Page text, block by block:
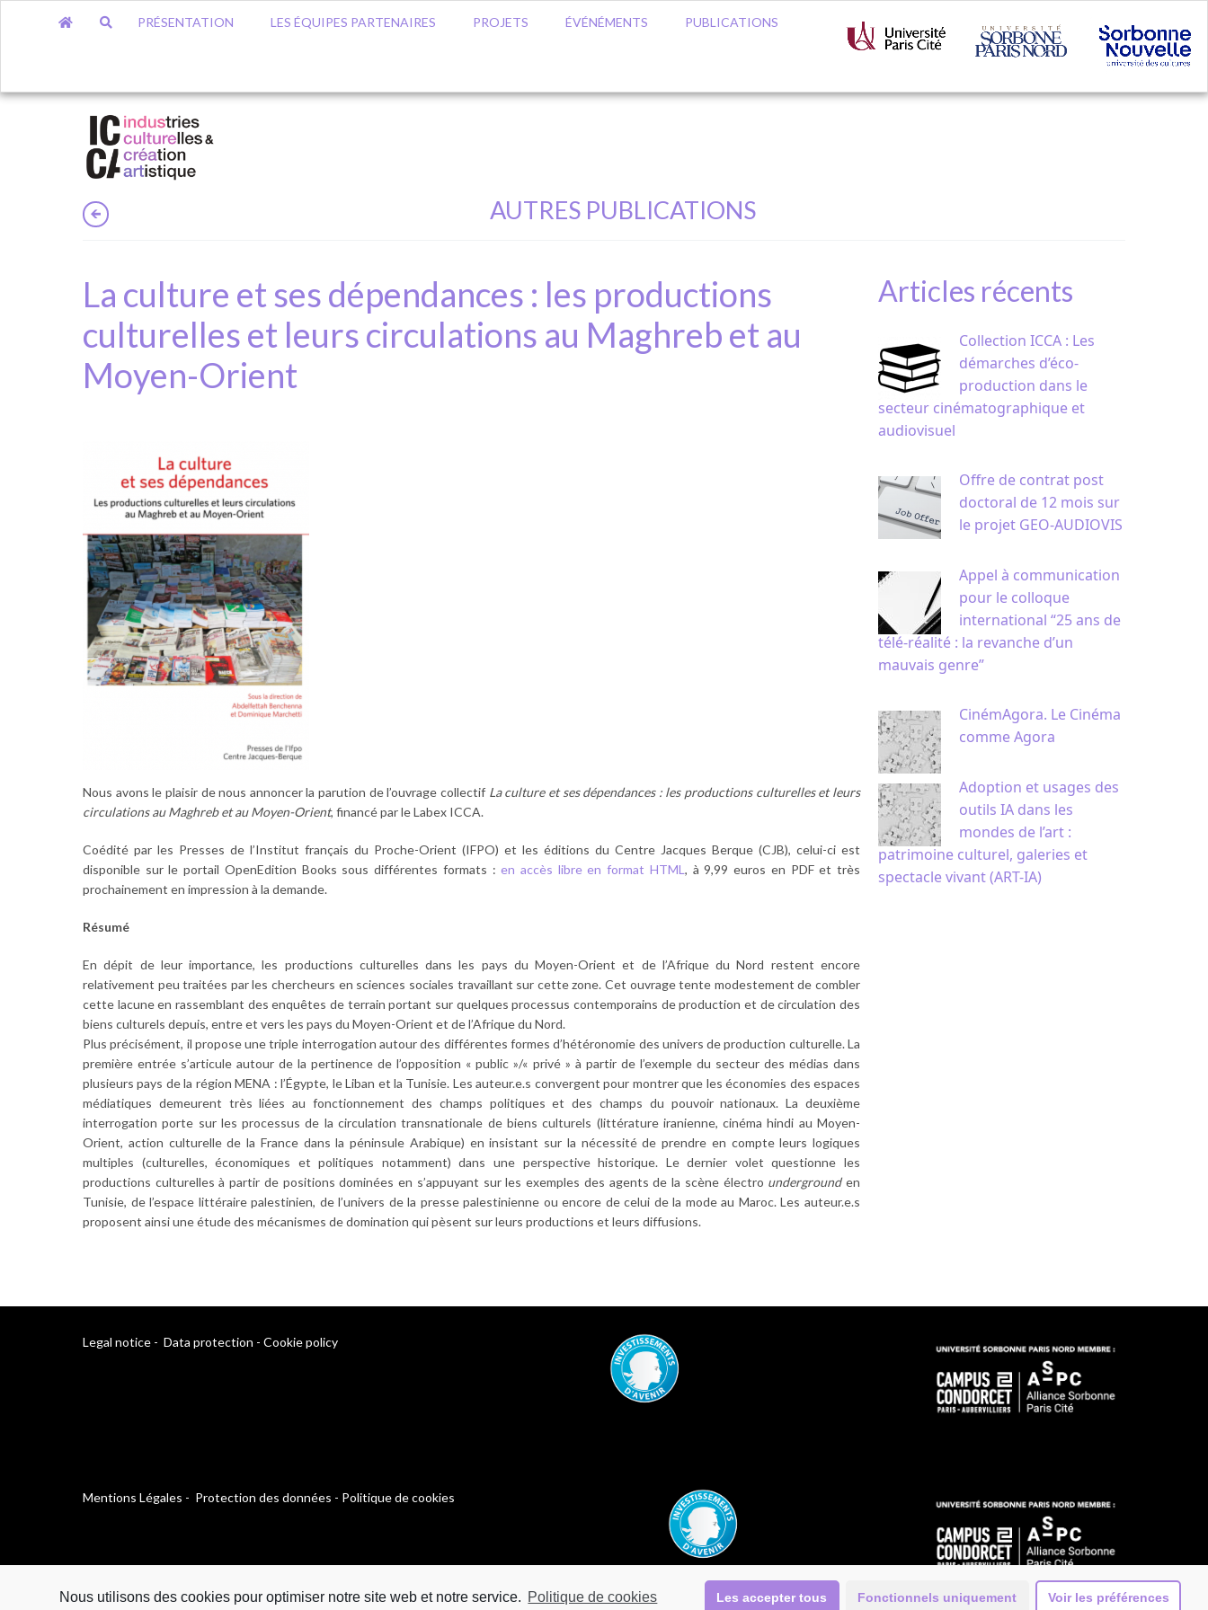
Nous utilisons des cookies pour optimiser notre site web et notre service. Politique de cookies Les accepter tous Fonctionnels uniquement Voir les préférences
PRÉSENTATION LES ÉQUIPES PARTENAIRES PROJETS ÉVÉNÉMENTS PUBLICATIONS
AUTRES PUBLICATIONS
La culture et ses dépendances : les productions
culturelles et leurs circulations au Maghreb et au
Moyen-Orient
Nous avons le plaisir de nous annoncer la parution de l’ouvrage collectif La culture et ses dépendances : les productions culturelles et leurs
circulations au Maghreb et au Moyen-Orient, financé par le Labex ICCA.
Coédité par les Presses de l’Institut français du Proche-Orient (IFPO) et les éditions du Centre Jacques Berque (CJB), celui-ci est
disponible sur le portail OpenEdition Books sous différentes formats :en accès libre en format HTML , à 9,99 euros en PDF et très
prochainement en impression à la demande.
Résumé
En dépit de leur importance, les productions culturelles dans les pays du Moyen-Orient et de l’Afrique du Nord restent encore
relativement peu traitées par les chercheurs en sciences sociales travaillant sur cette zone. Cet ouvrage tente modestement de combler
cette lacune en rassemblant des enquêtes de terrain portant sur quelques processus contemporains de production et de circulation des
biens culturels depuis, entre et vers les pays du Moyen-Orient et de l’Afrique du Nord.
Plus précisément, il propose une triple interrogation autour des différentes formes d’hétéronomie des univers de production culturelle. La
première entrée s’articule autour de la pertinence de l’opposition « public »/« privé » à partir de l’exemple du secteur des médias dans
plusieurs pays de la région MENA : l’Égypte, le Liban et la Tunisie. Les auteur.e.s convergent pour montrer que les économies des espaces
médiatiques demeurent très liées au fonctionnement des champs politiques et des champs du pouvoir nationaux. La deuxième
interrogation porte sur les processus de la circulation transnationale de biens culturels (littérature iranienne, cinéma hindi au Moyen-
Orient, action culturelle de la France dans la péninsule Arabique) en insistant sur la nécessité de prendre en compte leurs logiques
multiples (culturelles, économiques et politiques notamment) dans une perspective historique. Le dernier volet questionne les
productions culturelles à partir de positions dominées en s’appuyant sur les exemples des agents de la scène électro undergrounden
Tunisie, de l’espace littéraire palestinien, de l’univers de la presse palestinienne ou encore de celui de la mode au Maroc. Les auteur.e.s
proposent ainsi une étude des mécanismes de domination qui pèsent sur leurs productions et leurs diffusions.
Articles récents
Collection ICCA : Les
démarches d’éco-
production dans le
secteur cinématographique et
audiovisuel
Offre de contrat post
doctoral de 12 mois sur
le projet GEO-AUDIOVIS
Appel à communication
pour le colloque
international “25 ans de
télé-réalité : la revanche d’un
mauvais genre”
CinémAgora. Le Cinéma
comme Agora
Adoption et usages des
outils IA dans les
mondes de l’art :
patrimoine culturel, galeries et
spectacle vivant (ART-IA)
Legal notice - Data protection - Cookie policy
Mentions Légales - Protection des données - Politique de cookies